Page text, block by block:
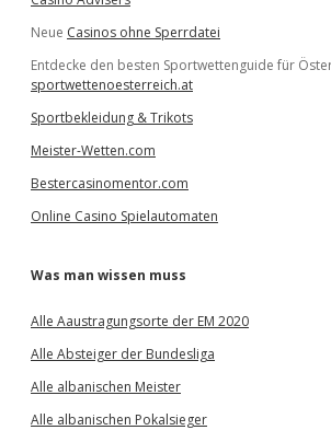
Neue Casinos ohne Sperrdatei
Entdecke den besten Sportwettenguide für
sportwettenoesterreich.at
Sportbekleidung & Trikots
Meister-Wetten.com
Bestercasinomentor.com
Online Casino Spielautomaten
Was man wissen muss
Alle Aaustragungsorte der EM 2020
Alle Absteiger der Bundesliga
Alle albanischen Meister
Alle albanischen Pokalsieger